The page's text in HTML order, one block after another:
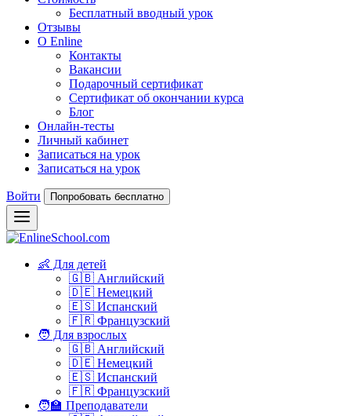
Бесплатный вводный урок
Отзывы
О Enline
Контакты
Вакансии
Подарочный сертификат
Сертификат об окончании курса
Блог
Онлайн-тесты
Личный кабинет
Записаться на урок
Записаться на урок
Войти Попробовать бесплатно
👶 Для детей
🇬🇧 Английский
🇩🇪 Немецкий
🇪🇸 Испанский
🇫🇷 Французский
🧑 Для взрослых
🇬🇧 Английский
🇩🇪 Немецкий
🇪🇸 Испанский
🇫🇷 Французский
🧑‍🏫 Преподаватели